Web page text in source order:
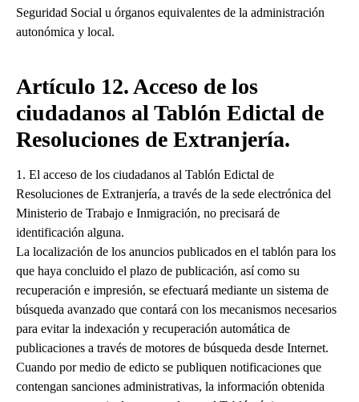
Seguridad Social u órganos equivalentes de la administración
autonómica y local.
Artículo 12. Acceso de los
ciudadanos al Tablón Edictal de
Resoluciones de Extranjería.
1. El acceso de los ciudadanos al Tablón Edictal de
Resoluciones de Extranjería, a través de la sede electrónica del
Ministerio de Trabajo e Inmigración, no precisará de
identificación alguna.
La localización de los anuncios publicados en el tablón para los
que haya concluido el plazo de publicación, así como su
recuperación e impresión, se efectuará mediante un sistema de
búsqueda avanzado que contará con los mecanismos necesarios
para evitar la indexación y recuperación automática de
publicaciones a través de motores de búsqueda desde Internet.
Cuando por medio de edicto se publiquen notificaciones que
contengan sanciones administrativas, la información obtenida